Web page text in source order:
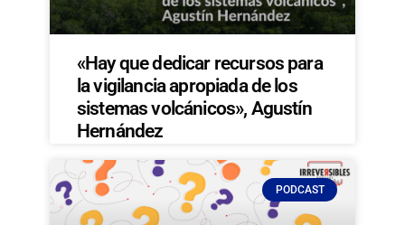
«Hay que dedicar recursos para
la vigilancia apropiada de los
sistemas volcánicos», Agustín
Hernández
PODCAST